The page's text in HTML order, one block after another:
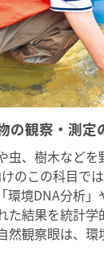
の観察・測定
虫、樹木など
のこの科目で
環境DNA分析
た結果を統計
然観察眼は、